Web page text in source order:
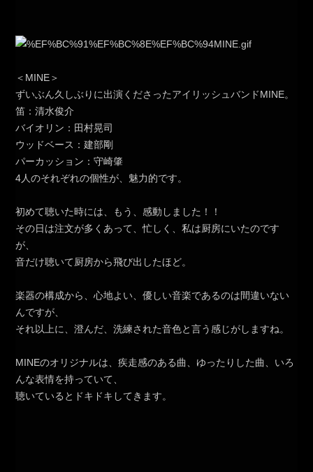
＜MINE＞
ずいぶん久しぶりに出演くださったアイリッシュバンドMINE。
笛：清水俊介
バイオリン：田村晃司
ウッドベース：建部剛
パーカッション：守崎肇
4人のそれぞれの個性が、魅力的です。
初めて聴いた時には、もう、感動しました！！
その日は注文が多くあって、忙しく、私は厨房にいたのです
が、
音だけ聴いて厨房から飛び出したほど。
楽器の構成から、心地よい、優しい音楽であるのは間違いない
んですが、
それ以上に、澄んだ、洗練された音色と言う感じがしますね。
MINEのオリジナルは、疾走感のある曲、ゆったりした曲、いろ
んな表情を持っていて、
聴いているとドキドキしてきます。